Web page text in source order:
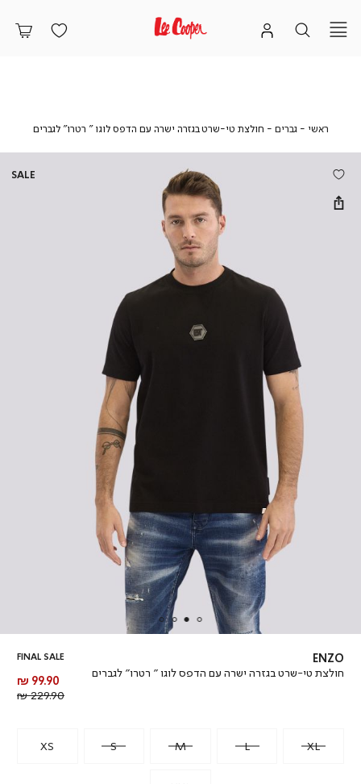
ראשי ראשי
גברים גברים
חולצת טי-שרט בגזרה ישרה עם הדפס לוגו ” רטרו” לגבריםחולצת
בגזרה
עם
ENZO
חולצת טי-שרט בגזרה ישרה עם הדפס לוגו ” רטרו” לגברים
FINAL SALE
מחיר
מוצר
99.90 ₪
229.90 ₪
XS S M L XL
SALE